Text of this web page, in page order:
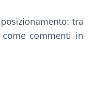
tra
commenti in